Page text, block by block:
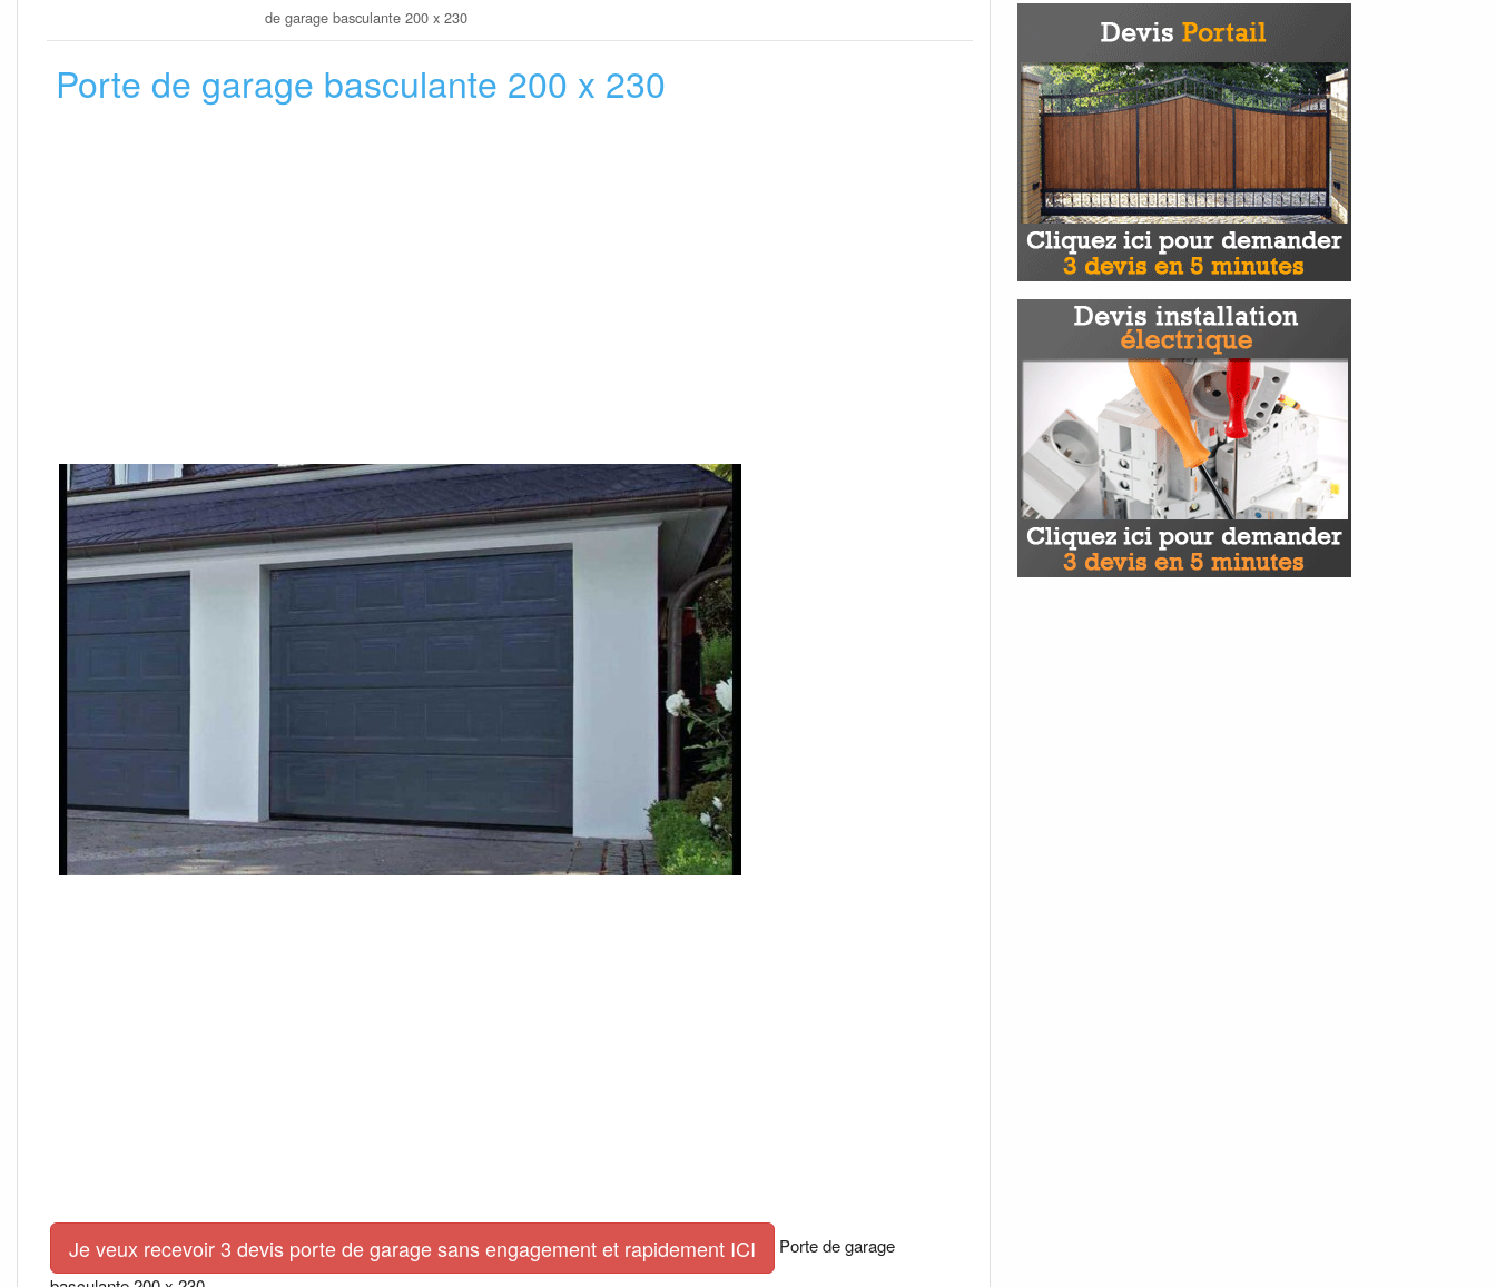
Porte de garage basculante 200 x 230
Porte de garage basculante 200 x 230
Je veux recevoir 3 devis porte de garage sans engagement et rapidement ICI
Porte de garage